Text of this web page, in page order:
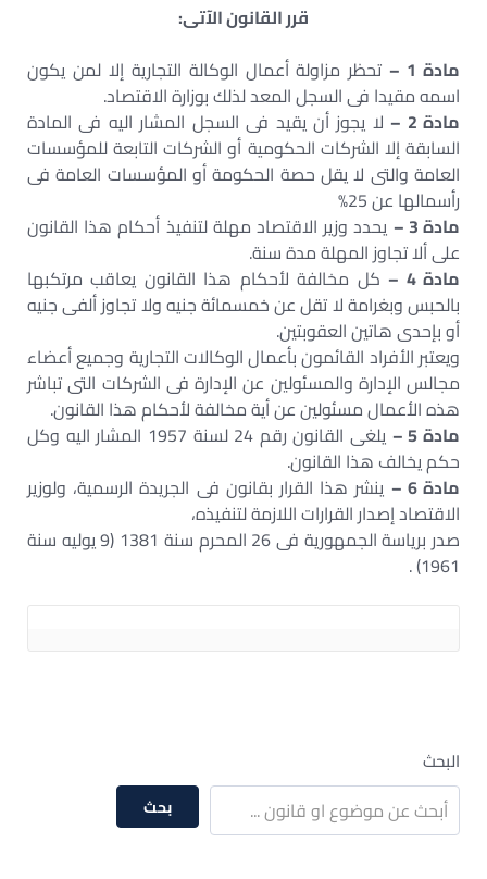
قرر القانون الآتى:
مادة 1 –
تحظر مزاولة أعمال الوكالة التجارية إلا لمن يكون
اسمه مقيدا فى السجل المعد لذلك بوزارة الاقتصاد.
مادة 2 –
لا يجوز أن يقيد فى السجل المشار اليه فى المادة
السابقة إلا الشركات الحكومية أو الشركات التابعة للمؤسسات
العامة والتى لا يقل حصة الحكومة أو المؤسسات العامة فى
رأسمالها عن 25%
مادة 3 –
يحدد وزير الاقتصاد مهلة لتنفيذ أحكام هذا القانون
على ألا تجاوز المهلة مدة سنة.
مادة 4 –
كل مخالفة لأحكام هذا القانون يعاقب مرتكبها
بالحبس وبغرامة لا تقل عن خمسمائة جنيه ولا تجاوز ألفى جنيه
أو بإحدى هاتين العقوبتين.
ويعتبر الأفراد القائمون بأعمال الوكالات التجارية وجميع أعضاء
مجالس الإدارة والمسئولين عن الإدارة فى الشركات التى تباشر
هذه الأعمال مسئولين عن أية مخالفة لأحكام هذا القانون.
مادة 5 –
يلغى القانون رقم 24 لسنة 1957 المشار اليه وكل
حكم يخالف هذا القانون.
مادة 6 –
ينشر هذا القرار بقانون فى الجريدة الرسمية، ولوزير
الاقتصاد إصدار القرارات اللازمة لتنفيذه،
صدر برياسة الجمهورية فى 26 المحرم سنة 1381 (9 يوليه سنة
1961) .
البحث
بحث